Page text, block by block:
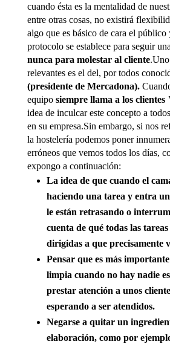
cuando ésta es la mentalidad de
entre otras cosas, no existirá
algo que es básico de cara el público
protocolo se establece para seguir
nunca para molestar al cliente.Uno
relevantes es el del, por todos
(presidente de Mercadona).
equipo siempre llama a los clientes
idea de inculcar este concepto a
en su empresa.Sin embargo, si nos
la hostelería podemos poner
erróneos que vemos todos los días,
expongo a continuación:
La idea de que cuando el
haciendo una tarea y entra
le están retrasando o
cuenta de qué todas las
dirigidas a que precisamente
Pensar que es más
limpia cuando no hay nadie
prestar atención a unos
esperando a ser atendidos.
Negarse a quitar un
elaboración, como por